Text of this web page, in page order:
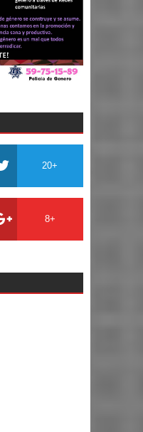
20+
8+